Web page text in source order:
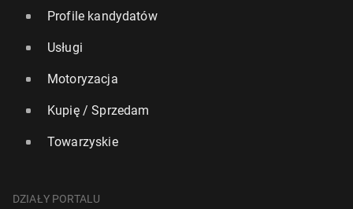
Profile kandydatów
Usługi
Motoryzacja
Kupię / Sprzedam
Towarzyskie
DZIAŁY PORTALU